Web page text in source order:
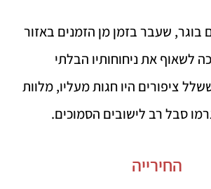
בוגר, שעבר בזמן מן הזמנים באזור
לשאוף את ניחוחותיו הבלתי
ציפורים היו חגות מעליו, מלוות
סבל רב לישובים הסמוכים.
החירייה